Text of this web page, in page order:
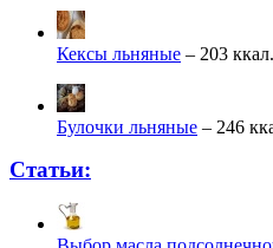
Кексы льняные – 203 ккал.
Булочки льняные – 246
Статьи: